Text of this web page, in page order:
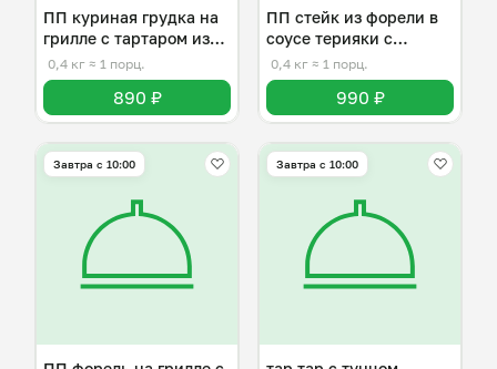
ПП куриная грудка на
грилле с тартаром из
манго
0,4 кг ≈ 1 порц.
890 ₽
ПП стейк из форели в
соусе терияки с
овощами
0,4 кг ≈ 1 порц.
990 ₽
Завтра c 10:00 Завтра c 10:00